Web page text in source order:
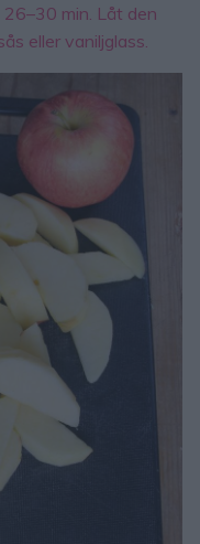
26–30 min. Låt den
eller vaniljglass.